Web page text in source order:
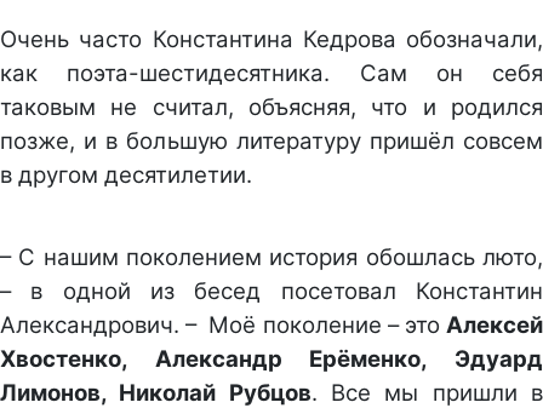
Очень часто Константина Кедрова обозначали,
как поэта-шестидесятника. Сам он себя
таковым не считал, объясняя, что и родился
позже, и в большую литературу пришёл совсем
в другом десятилетии.
– С нашим поколением история обошлась люто,
– в одной из бесед посетовал Константин
Александрович. – Моё поколение – это Алексей
Хвостенко, Александр Ерёменко, Эдуард
Лимонов, Николай Рубцов. Все мы пришли в